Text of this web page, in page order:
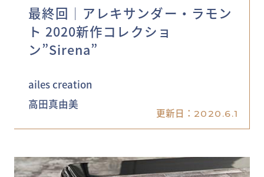
最終回│アレキサンダー・ラモン
ト 2020新作コレクショ
ン”Sirena”
ailes creation
高田真由美
更新日： 2020.6.1